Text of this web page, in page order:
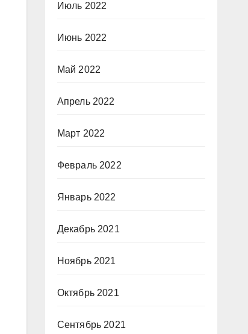
Июль 2022
Июнь 2022
Май 2022
Апрель 2022
Март 2022
Февраль 2022
Январь 2022
Декабрь 2021
Ноябрь 2021
Октябрь 2021
Сентябрь 2021